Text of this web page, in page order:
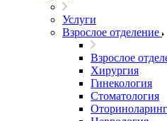
Услуги
Взрослое отделение
Взрослое
Хирургия
Гинекология
Стоматология